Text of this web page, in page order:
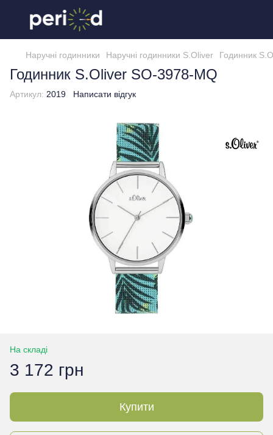
Наручні годинники Наручні годинники S.Oliver Годинник
Годинник S.Oliver SO-3978-MQ
Артикул: 2019 Написати відгук
На складі
3 172 грн
Купити